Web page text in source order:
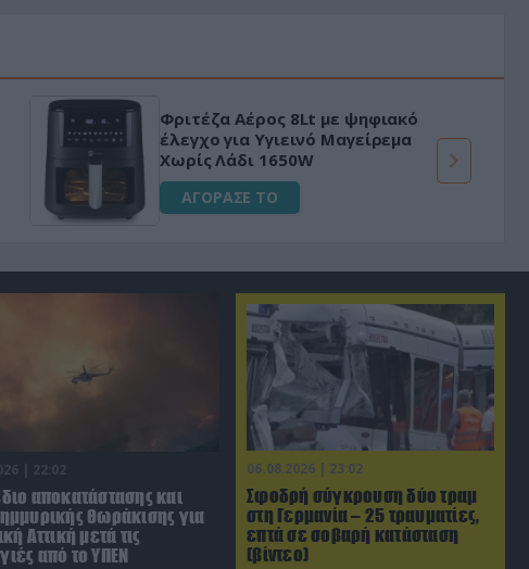
Φριτέζα Αέρος 8Lt με ψηφιακό
έλεγχο για Υγιεινό Μαγείρεμα
Χωρίς Λάδι 1650W
ΑΓΟΡΑΣΕ ΤΟ
06.08.2026 | 23:02
Σφοδρή σύγκρουση δύο τραμ
στη Γερμανία – 25 τραυματίες,
επτά σε σοβαρή κατάσταση
(βίντεο)
| 22:02
αποκατάστασης και
θωράκισης για
Αττική μετά τις
από το ΥΠΕΝ